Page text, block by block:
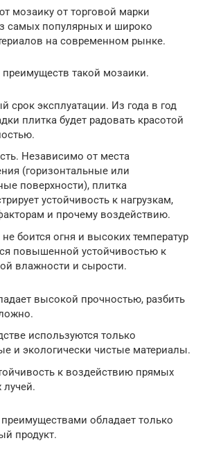
мозаику от торговой марки
самых популярных и широко
на современном рынке.
такой мозаики.
срок эксплуатации. Из года в год
плитка будет радовать красотой
Независимо от места
(горизонтальные или
поверхности), плитка
устойчивость к нагрузкам,
и прочему воздействию.
боится огня и высоких температур
повышенной устойчивостью к
влажности и сырости.
высокой прочностью, разбить
используются только
и экологически чистые материалы.
к воздействию прямых
обладает только
продукт.